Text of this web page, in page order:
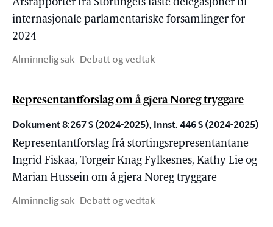
Årsrapporter fra Stortingets faste delegasjoner til
internasjonale parlamentariske forsamlinger for
2024
Alminnelig sak | Debatt og vedtak
Representantforslag om å gjera Noreg tryggare
Dokument 8:267 S (2024-2025), Innst. 446 S (2024-2025)
Representantforslag frå stortingsrepresentantane
Ingrid Fiskaa, Torgeir Knag Fylkesnes, Kathy Lie og
Marian Hussein om å gjera Noreg tryggare
Alminnelig sak | Debatt og vedtak